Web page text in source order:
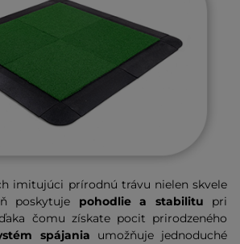
imitujúci prírodnú trávu nielen skvele
poskytuje pohodlie a stabilitu pri
čomu získate pocit prirodzeného
spájania umožňuje jednoduché